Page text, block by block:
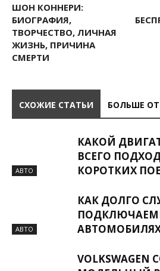
ШОН КОННЕРИ:
БИОГРАФИЯ,
ТВОРЧЕСТВО, ЛИЧНАЯ
ЖИЗНЬ, ПРИЧИНА
СМЕРТИ
СХОЖИЕ СТАТЬИ БОЛЬШЕ
АВТО
КАКОЙ
ВСЕГО
КОРОТКИХ
АВТО
КАК ДОЛГО